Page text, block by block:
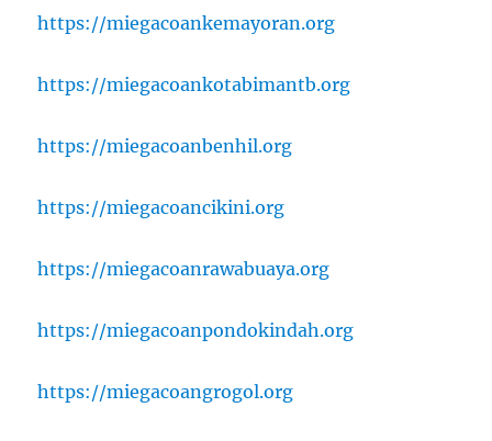
https://miegacoankemayoran.org
https://miegacoankotabimantb.org
https://miegacoanbenhil.org
https://miegacoancikini.org
https://miegacoanrawabuaya.org
https://miegacoanpondokindah.org
https://miegacoangrogol.org